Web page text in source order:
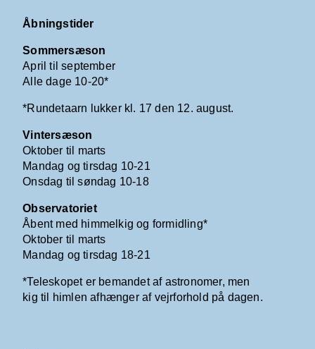
Åbningstider
Sommersæson
April til september
Alle dage 10-20*
*Rundetaarn lukker kl. 17 den 12. august.
Vintersæson
Oktober til marts
Mandag og tirsdag 10-21
Onsdag til søndag 10-18
Observatoriet
Åbent med himmelkig og formidling*
Oktober til marts
Mandag og tirsdag 18-21
*Teleskopet er bemandet af astronomer, men
kig til himlen afhænger af vejrforhold på dagen.